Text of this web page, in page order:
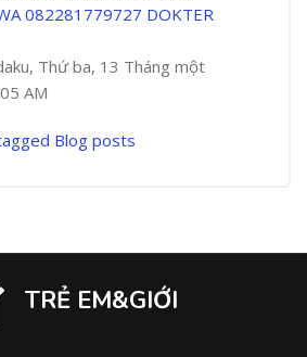
082281779727 DOKTER
Thứ ba, 13 Tháng một
AM
Blog posts
TRẺ EM&GIỚI